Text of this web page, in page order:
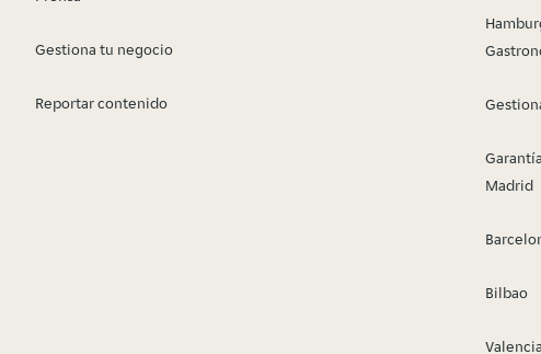
Gestiona tu negocio
Reportar contenido
Madrid
Bilbao
Valencia